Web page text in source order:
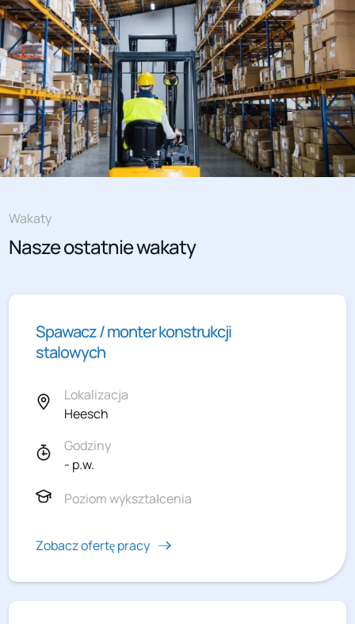
Wakaty
Nasze ostatnie wakaty
Spawacz / monter konstrukcji
stalowych
Lokalizacja
Heesch
Godziny
- p.w.
Poziom wykształcenia
Zobacz ofertę pracy